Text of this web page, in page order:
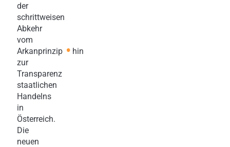
der
schrittweisen
Abkehr
vom
Arkanprinzip • hin
zur
Transparenz
staatlichen
Handelns
in
Österreich.
Die
neuen